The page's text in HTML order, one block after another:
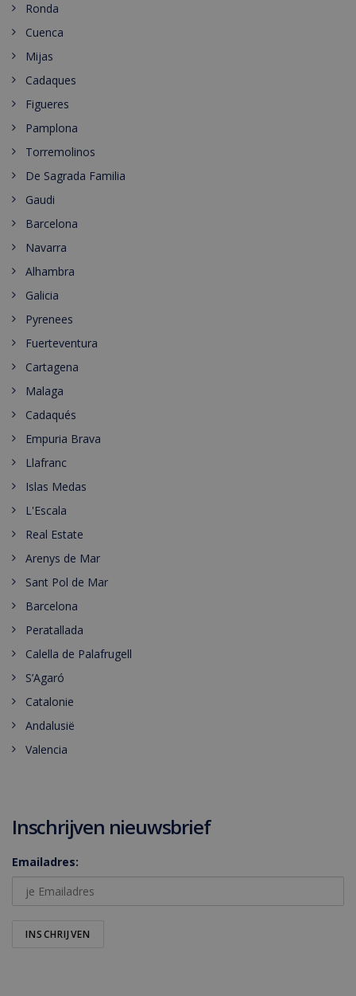
Ronda
Cuenca
Mijas
Cadaques
Figueres
Pamplona
Torremolinos
De Sagrada Familia
Gaudi
Barcelona
Navarra
Alhambra
Galicia
Pyrenees
Fuerteventura
Cartagena
Malaga
Cadaqués
Empuria Brava
Llafranc
Islas Medas
L'Escala
Real Estate
Arenys de Mar
Sant Pol de Mar
Barcelona
Peratallada
Calella de Palafrugell
S’Agaró
Catalonie
Andalusië
Valencia
Inschrijven nieuwsbrief
Emailadres: